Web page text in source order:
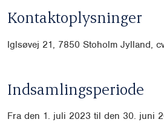
Kontaktoplysninger
Iglsøvej 21, 7850 Stoholm Jylland,
Indsamlingsperiode
Fra den 1. juli 2023 til den 30. juni